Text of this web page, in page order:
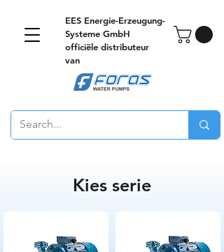
EES Energie-Erzeugung-
Systeme GmbH
officiële distributeur
van
Kies serie